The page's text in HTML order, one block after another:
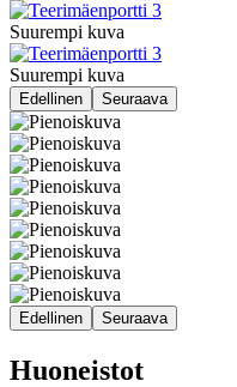
Suurempi kuva
Suurempi kuva
Edellinen Seuraava
Edellinen Seuraava
Huoneistot